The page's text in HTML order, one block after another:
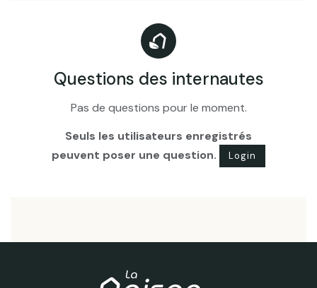
Questions des internautes
Pas de questions pour le moment.
Seuls les utilisateurs enregistrés
peuvent poser une question.
Login